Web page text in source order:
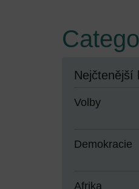
Nejčtenější
Volby
Demokracie
Afrika